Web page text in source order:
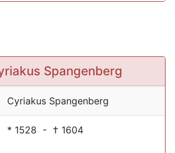
Spangenberg
Cyriakus Spangenberg
* 1528 - † 1604